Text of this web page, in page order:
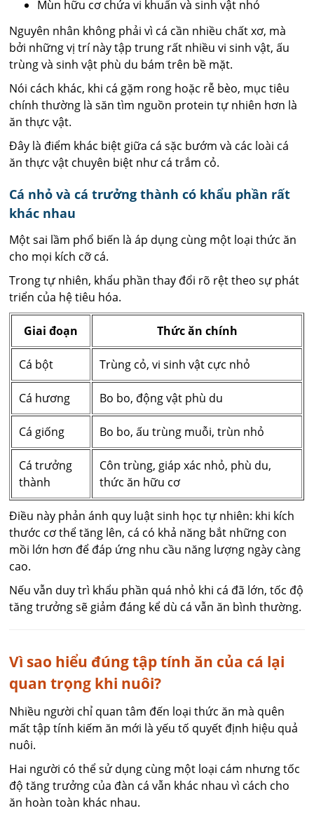
Mùn hữu cơ chứa vi khuẩn và sinh vật nhỏ
Nguyên nhân không phải vì cá cần nhiều chất xơ, mà
bởi những vị trí này tập trung rất nhiều vi sinh vật, ấu
trùng và sinh vật phù du bám trên bề mặt.
Nói cách khác, khi cá gặm rong hoặc rễ bèo, mục tiêu
chính thường là săn tìm nguồn protein tự nhiên hơn là
ăn thực vật.
Đây là điểm khác biệt giữa cá sặc bướm và các loài cá
ăn thực vật chuyên biệt như cá trắm cỏ.
Cá nhỏ và cá trưởng thành có khẩu phần rất
khác nhau
Một sai lầm phổ biến là áp dụng cùng một loại thức ăn
cho mọi kích cỡ cá.
Trong tự nhiên, khẩu phần thay đổi rõ rệt theo sự phát
triển của hệ tiêu hóa.
Giai đoạn Thức ăn chính
Cá bột Trùng cỏ, vi sinh vật cực nhỏ
Cá hương Bo bo, động vật phù du
Cá giống Bo bo, ấu trùng muỗi, trùn nhỏ
Cá trưởng
thành
Côn trùng, giáp xác nhỏ, phù du,
thức ăn hữu cơ
Điều này phản ánh quy luật sinh học tự nhiên: khi kích
thước cơ thể tăng lên, cá có khả năng bắt những con
mồi lớn hơn để đáp ứng nhu cầu năng lượng ngày càng
cao.
Nếu vẫn duy trì khẩu phần quá nhỏ khi cá đã lớn, tốc độ
tăng trưởng sẽ giảm đáng kể dù cá vẫn ăn bình thường.
Vì sao hiểu đúng tập tính ăn của cá lại
quan trọng khi nuôi?
Nhiều người chỉ quan tâm đến loại thức ăn mà quên
mất tập tính kiếm ăn mới là yếu tố quyết định hiệu quả
nuôi.
Hai người có thể sử dụng cùng một loại cám nhưng tốc
độ tăng trưởng của đàn cá vẫn khác nhau vì cách cho
ăn hoàn toàn khác nhau.